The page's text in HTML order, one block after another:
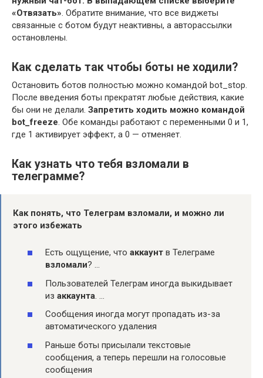
«Отвязать». Обратите внимание, что все виджеты
связанные с ботом будут неактивны, а авторассылки
остановлены.
Как сделать так чтобы боты не ходили?
Остановить ботов полностью можно командой bot_stop.
После введения боты прекратят любые действия, какие
бы они не делали. Запретить ходить можно командой
bot_freeze. Обе команды работают с переменными 0 и 1,
где 1 активирует эффект, а 0 — отменяет.
Как узнать что тебя взломали в
телеграмме?
Как понять, что Телеграм взломали, и можно ли
этого избежать
Есть ощущение, что аккаунт в Телеграме
взломали? …
Пользователей Телеграм иногда выкидывает
из аккаунта. …
Сообщения иногда могут пропадать из-за
автоматического удаления
Раньше боты присылали текстовые
сообщения, а теперь перешли на голосовые
сообщения